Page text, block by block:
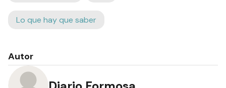
Lo que hay que saber
Autor